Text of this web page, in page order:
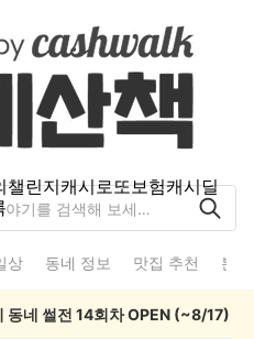
챌린지캐시로또보험캐시딜
상 동네 정보 맛집 추천 분
동네 썰전 14회차 OPEN (~8/17)